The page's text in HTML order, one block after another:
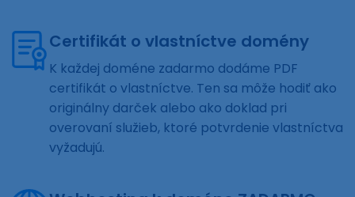
Certifikát o vlastníctve domény
K každej doméne zadarmo dodáme PDF
certifikát o vlastníctve. Ten sa môže hodiť ako
originálny darček alebo ako doklad pri
overovaní služieb, ktoré potvrdenie vlastníctva
vyžadujú.